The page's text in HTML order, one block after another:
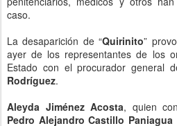
caso.
La desaparición de “Quirinito”
ayer de los representantes de los
Estado con el procurador general
Rodríguez.
Aleyda Jiménez Acosta, quien
Pedro Alejandro Castillo Paniagua